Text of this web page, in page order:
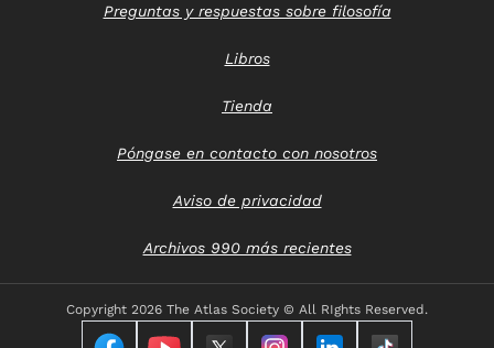
Preguntas y respuestas sobre filosofía
Libros
Tienda
Póngase en contacto con nosotros
Aviso de privacidad
Archivos 990 más recientes
Copyright 2026 The Atlas Society © All RIghts Reserved.